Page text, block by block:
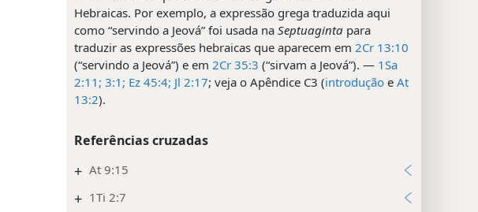
Hebraicas. Por exemplo, a expressão grega traduzida aqui
como “servindo a Jeová” foi usada na Septuaginta para
traduzir as expressões hebraicas que aparecem em 2Cr 13:10
(“servindo a Jeová”) e em 2Cr 35:3 (“sirvam a Jeová”). — 1Sa
2:11; 3:1; Ez 45:4; Jl 2:17; veja o Apêndice C3 (introdução e At
13:2).
Referências cruzadas
+ At 9:15
+ 1Ti 2:7